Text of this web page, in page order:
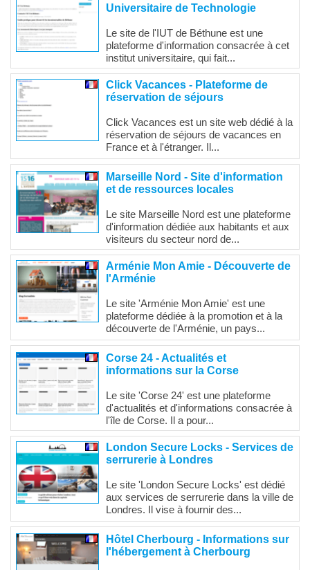
Universitaire de Technologie
Le site de l'IUT de Béthune est une
plateforme d'information consacrée à cet
institut universitaire, qui fait...
Click Vacances - Plateforme de
réservation de séjours
Click Vacances est un site web dédié à la
réservation de séjours de vacances en
France et à l'étranger. Il...
Marseille Nord - Site d'information
et de ressources locales
Le site Marseille Nord est une plateforme
d'information dédiée aux habitants et aux
visiteurs du secteur nord de...
Arménie Mon Amie - Découverte de
l'Arménie
Le site 'Arménie Mon Amie' est une
plateforme dédiée à la promotion et à la
découverte de l'Arménie, un pays...
Corse 24 - Actualités et
informations sur la Corse
Le site 'Corse 24' est une plateforme
d'actualités et d'informations consacrée à
l'île de Corse. Il a pour...
London Secure Locks - Services de
serrurerie à Londres
Le site 'London Secure Locks' est dédié
aux services de serrurerie dans la ville de
Londres. Il vise à fournir des...
Hôtel Cherbourg - Informations sur
l'hébergement à Cherbourg